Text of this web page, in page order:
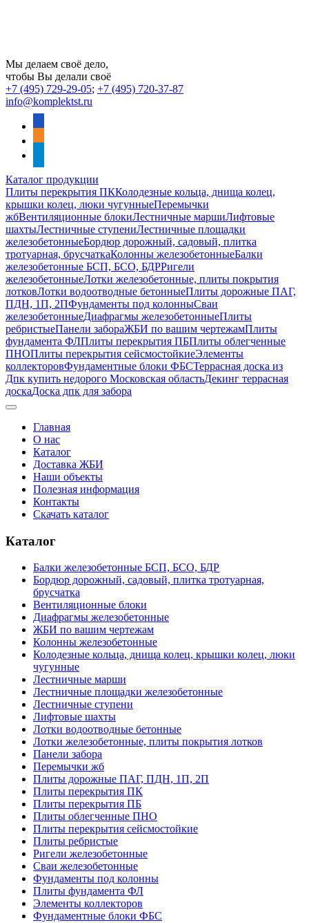
Мы делаем своё дело,
чтобы Вы делали своё
+7 (495) 729-29-05; +7 (495) 720-37-87
info@komplektst.ru
Каталог продукции
Плиты перекрытия ПККолодезные кольца, днища колец,
крышки колец, люки чугунныеПеремычки
жбВентиляционные блокиЛестничные маршиЛифтовые
шахтыЛестничные ступениЛестничные площадки
железобетонныеБордюр дорожный, садовый, плитка
тротуарная, брусчаткаКолонны железобетонныеБалки
железобетонные БСП, БСО, БДРРигели
железобетонныеЛотки железобетонные, плиты покрытия
лотковЛотки водоотводные бетонныеПлиты дорожные ПАГ,
ПДН, 1П, 2ПФундаменты под колонныСваи
железобетонныеДиафрагмы железобетонныеПлиты
ребристыеПанели забораЖБИ по вашим чертежамПлиты
фундамента ФЛПлиты перекрытия ПБПлиты облегченные
ПНОПлиты перекрытия сейсмостойкиеЭлементы
коллекторовФундаментные блоки ФБСТеррасная доска из
Дпк купить недорого Московская областьДекинг террасная
доскаДоска дпк для забора
Главная
О нас
Каталог
Доставка ЖБИ
Наши объекты
Полезная информация
Контакты
Скачать каталог
Каталог
Балки железобетонные БСП, БСО, БДР
Бордюр дорожный, садовый, плитка тротуарная,
брусчатка
Вентиляционные блоки
Диафрагмы железобетонные
ЖБИ по вашим чертежам
Колонны железобетонные
Колодезные кольца, днища колец, крышки колец, люки
чугунные
Лестничные марши
Лестничные площадки железобетонные
Лестничные ступени
Лифтовые шахты
Лотки водоотводные бетонные
Лотки железобетонные, плиты покрытия лотков
Панели забора
Перемычки жб
Плиты дорожные ПАГ, ПДН, 1П, 2П
Плиты перекрытия ПК
Плиты перекрытия ПБ
Плиты облегченные ПНО
Плиты перекрытия сейсмостойкие
Плиты ребристые
Ригели железобетонные
Сваи железобетонные
Фундаменты под колонны
Плиты фундамента ФЛ
Элементы коллекторов
Фундаментные блоки ФБС